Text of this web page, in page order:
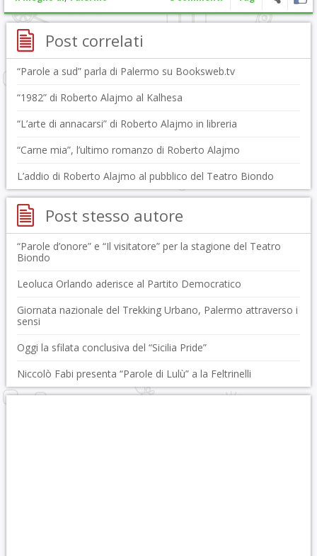
Post correlati
“Parole a sud” parla di Palermo su Booksweb.tv
“1982” di Roberto Alajmo al Kalhesa
“L’arte di annacarsi” di Roberto Alajmo in libreria
“Carne mia”, l’ultimo romanzo di Roberto Alajmo
L’addio di Roberto Alajmo al pubblico del Teatro Biondo
Post stesso autore
“Parole d’onore” e “Il visitatore” per la stagione del Teatro
Biondo
Leoluca Orlando aderisce al Partito Democratico
Giornata nazionale del Trekking Urbano, Palermo attraverso i
sensi
Oggi la sfilata conclusiva del “Sicilia Pride”
Niccolò Fabi presenta “Parole di Lulù” a la Feltrinelli